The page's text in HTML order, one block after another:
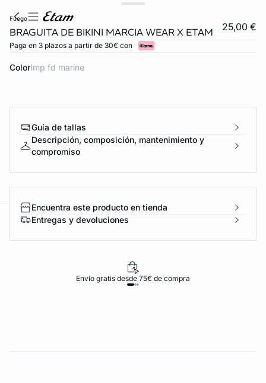
fuego
BRAGUITA DE BIKINI MARCIA WEAR X ETAM 25,00 €
Paga en 3 plazos a partir de 30€ con
Color imp fd marine
Guía de tallas
Descripción, composición, mantenimiento y
compromiso
Encuentra este producto en tienda
Entregas y devoluciones
Envío gratis desde 75€ de compra